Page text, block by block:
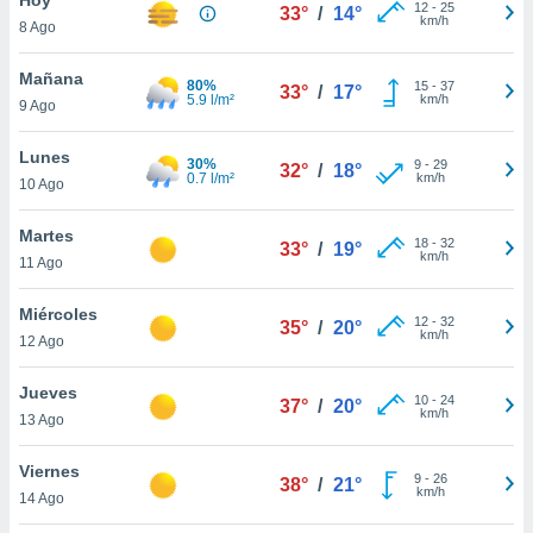
en
más
nuestra
de
cookies
aceptar
8 Ago
33° / 14° 12- 25
km/h
Mañana
9 Ago
80%
5.9 l/m²
33° / 17° 15- 37
km/h
Lunes
10 Ago
30%
0.7 l/m²
32° / 18° 9- 29
km/h
Martes
11 Ago
33° / 19° 18- 32
km/h
Miércoles
12 Ago
35° / 20° 12- 32
km/h
Jueves
13 Ago
37° / 20° 10- 24
km/h
Viernes
14 Ago
38° / 21° 9- 26
km/h